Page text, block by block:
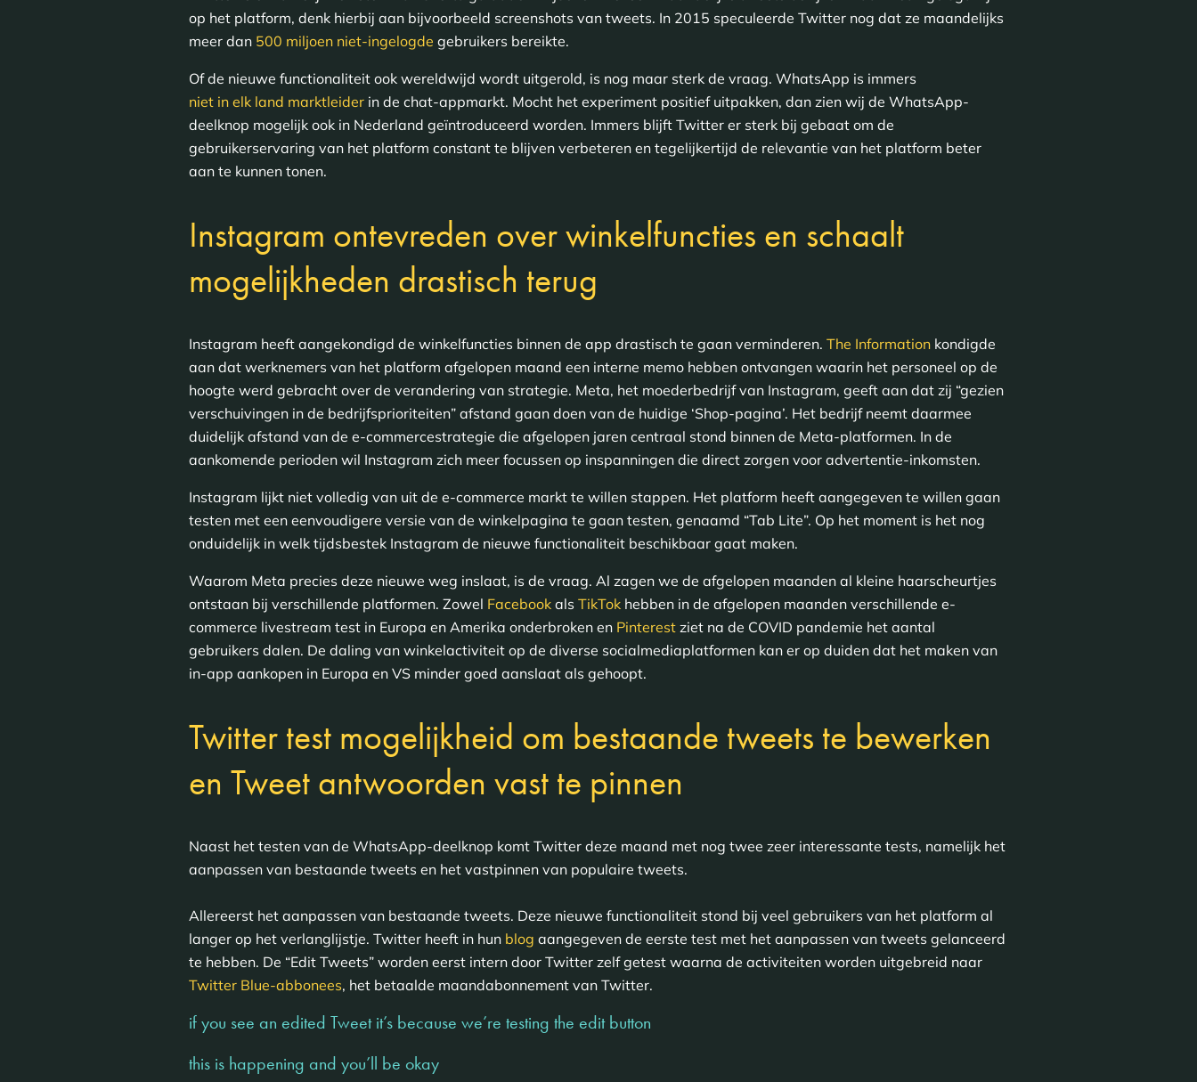
op het platform, denk hierbij aan bijvoorbeeld screenshots van tweets. In 2015 speculeerde Twitter nog dat ze maandelijks
meer dan 500 miljoen niet-ingelogde gebruikers bereikte.
Of de nieuwe functionaliteit ook wereldwijd wordt uitgerold, is nog maar sterk de vraag. WhatsApp is immers
niet in elk land marktleiderin de chat-appmarkt. Mocht het experiment positief uitpakken, dan zien wij de WhatsApp-
deelknop mogelijk ook in Nederland geïntroduceerd worden. Immers blijft Twitter er sterk bij gebaat om de
gebruikerservaring van het platform constant te blijven verbeteren en tegelijkertijd de relevantie van het platform beter
aan te kunnen tonen.
Instagram ontevreden over winkelfuncties en schaalt
mogelijkheden drastisch terug
Instagram heeft aangekondigd de winkelfuncties binnen de app drastisch te gaan verminderen. The Informationkondigde
aan dat werknemers van het platform afgelopen maand een interne memo hebben ontvangen waarin het personeel op de
hoogte werd gebracht over de verandering van strategie. Meta, het moederbedrijf van Instagram, geeft aan dat zij “gezien
verschuivingen in de bedrijfsprioriteiten” afstand gaan doen van de huidige ‘Shop-pagina’. Het bedrijf neemt daarmee
duidelijk afstand van de e-commercestrategie die afgelopen jaren centraal stond binnen de Meta-platformen. In de
aankomende perioden wil Instagram zich meer focussen op inspanningen die direct zorgen voor advertentie-inkomsten.
Instagram lijkt niet volledig van uit de e-commerce markt te willen stappen. Het platform heeft aangegeven te willen gaan
testen met een eenvoudigere versie van de winkelpagina te gaan testen, genaamd “Tab Lite”. Op het moment is het nog
onduidelijk in welk tijdsbestek Instagram de nieuwe functionaliteit beschikbaar gaat maken.
Waarom Meta precies deze nieuwe weg inslaat, is de vraag. Al zagen we de afgelopen maanden al kleine haarscheurtjes
ontstaan bij verschillende platformen. Zowel Facebookals TikTokhebben in de afgelopen maanden verschillende e-
commerce livestream test in Europa en Amerika onderbroken en Pinterestziet na de COVID pandemie het aantal
gebruikers dalen. De daling van winkelactiviteit op de diverse socialmediaplatformen kan er op duiden dat het maken van
in-app aankopen in Europa en VS minder goed aanslaat als gehoopt.
Twitter test mogelijkheid om bestaande tweets te bewerken
en Tweet antwoorden vast te pinnen
Naast het testen van de WhatsApp-deelknop komt Twitter deze maand met nog twee zeer interessante tests, namelijk het
aanpassen van bestaande tweets en het vastpinnen van populaire tweets.
Allereerst het aanpassen van bestaande tweets. Deze nieuwe functionaliteit stond bij veel gebruikers van het platform al
langer op het verlanglijstje. Twitter heeft in hun blog aangegeven de eerste test met het aanpassen van tweets gelanceerd
te hebben. De “Edit Tweets” worden eerst intern door Twitter zelf getest waarna de activiteiten worden uitgebreid naar
Twitter Blue-abbonees, het betaalde maandabonnement van Twitter.
if you see an edited Tweet it’s because we’re testing the edit button
this is happening and you’ll be okay